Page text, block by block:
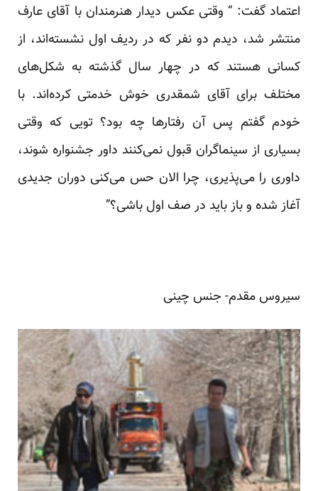
اعتماد گفت: “ وقتی عکس دیدار هنرمندان با آقای عارف
منتشر شد، دیدم دو نفر که در ردیف اول نشسته‌اند، از
کسانی هستند که در چهار سال گذشته به شکل‌های
مختلف برای آقای شمقدری خوش خدمتی کرده‌اند. با
خودم گفتم پس آن رفتارها چه بود؟ تویی که وقتی
بسیاری از سینماگران قبول نمی‌کنند داور جشنواره شوند،
داوری را می‌پذیری، چرا الان حس می‌کنی دوران جدیدی
آغاز شده و باز باید در صف اول باشی؟”
سیروس مقدم- جنس چینی